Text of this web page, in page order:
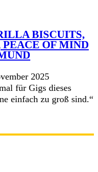
BISCUITS,
PEACE OF MIND
2025
für Gigs dieses
einfach zu groß sind.“